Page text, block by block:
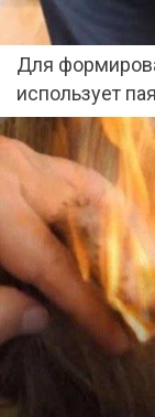
Для
использует